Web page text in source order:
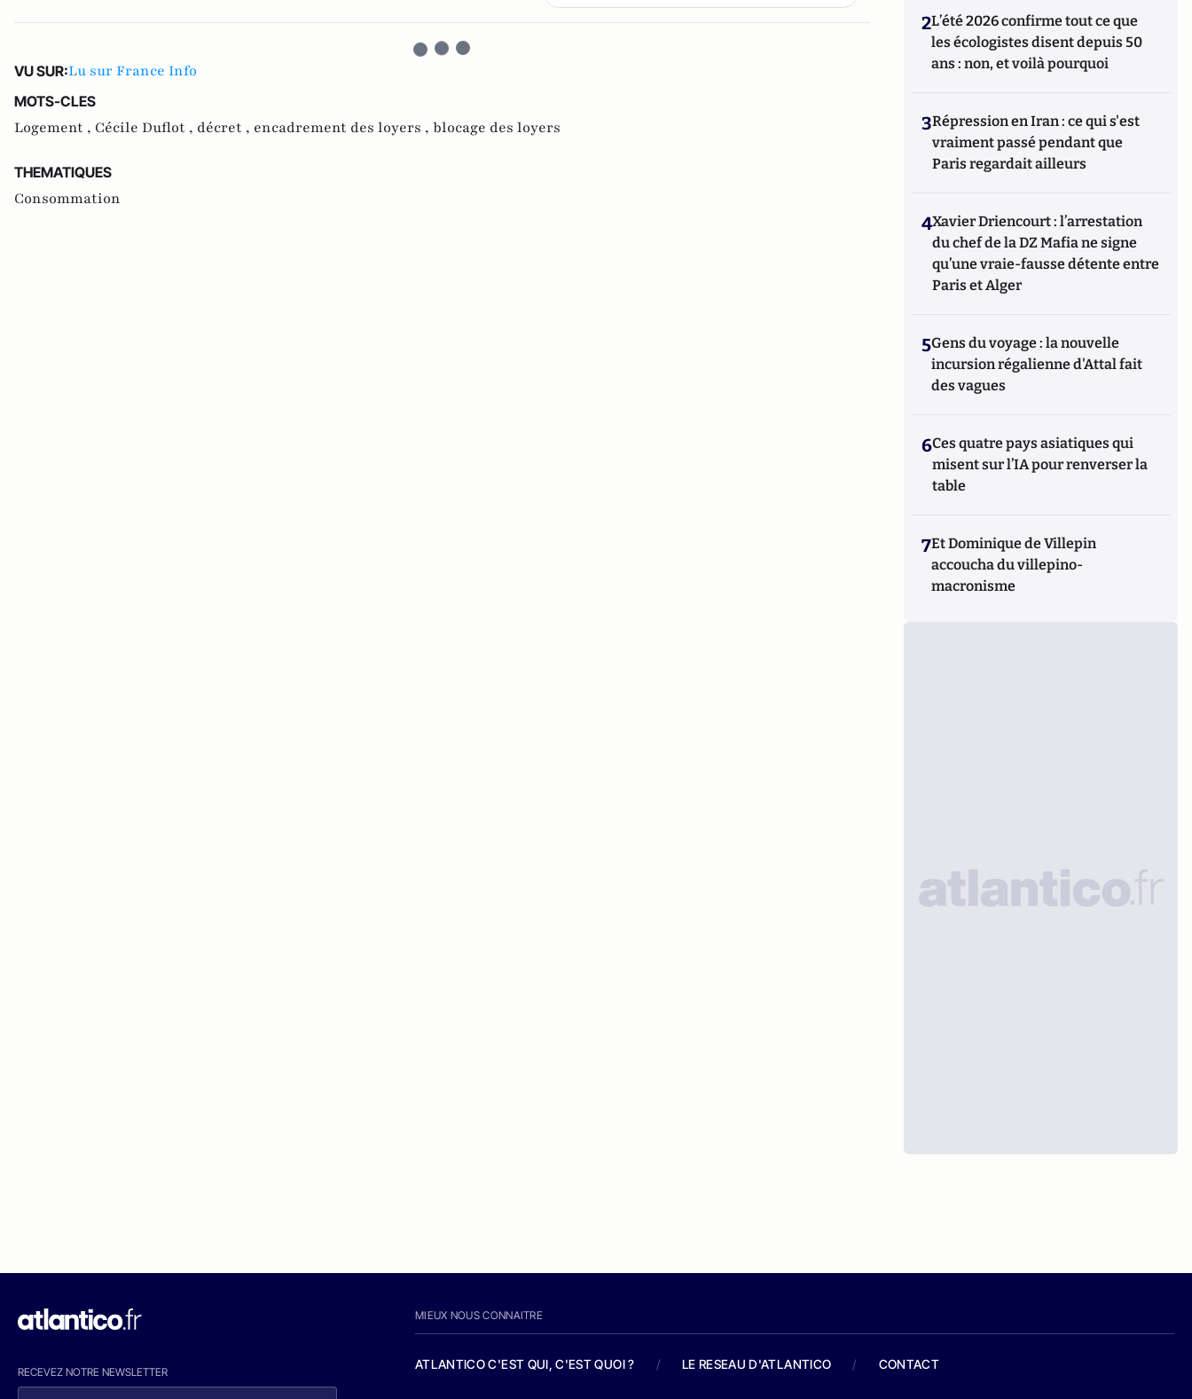
VU SUR:Lu sur France Info
MOTS-CLES
Logement , Cécile Duflot , décret , encadrement des loyers , blocage des loyers
THEMATIQUES
Consommation
2L’été 2026 confirme tout ce que
les écologistes disent depuis 50
ans : non, et voilà pourquoi
3Répression en Iran : ce qui s'est
vraiment passé pendant que
Paris regardait ailleurs
4Xavier Driencourt : l’arrestation
du chef de la DZ Mafia ne signe
qu’une vraie-fausse détente entre
Paris et Alger
5Gens du voyage : la nouvelle
incursion régalienne d'Attal fait
des vagues
6Ces quatre pays asiatiques qui
misent sur l’IA pour renverser la
table
7Et Dominique de Villepin
accoucha du villepino-
macronisme
RECEVEZ NOTRE NEWSLETTER
MIEUX NOUS CONNAITRE
ATLANTICO C'EST QUI, C'EST QUOI ? / LE RESEAU D'ATLANTICO / CONTACT